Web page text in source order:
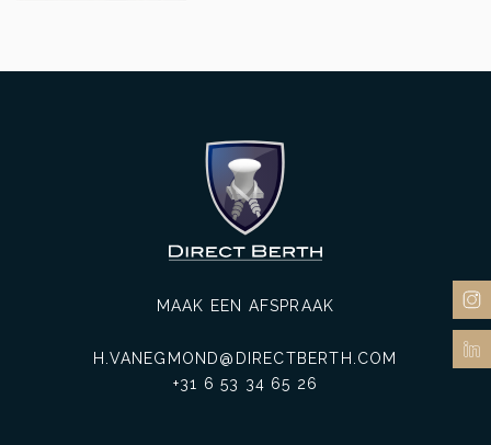
MAAK EEN AFSPRAAK
H.VANEGMOND@DIRECTBERTH.COM
+31 6 53 34 65 26